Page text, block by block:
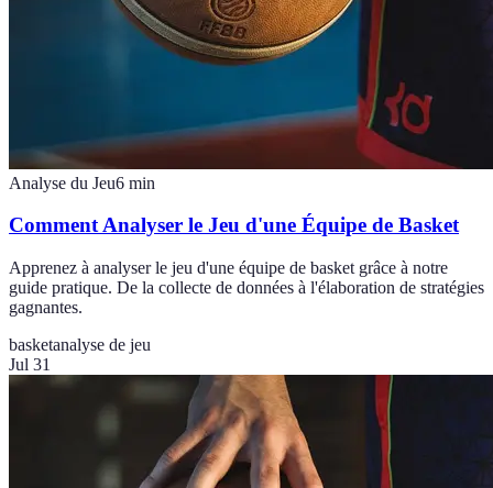
Analyse du Jeu6 min
Comment Analyser le Jeu d'une Équipe de Basket
Apprenez à analyser le jeu d'une équipe de basket grâce à notre
guide pratique. De la collecte de données à l'élaboration de stratégies
gagnantes.
basketanalyse de jeu
Jul 31